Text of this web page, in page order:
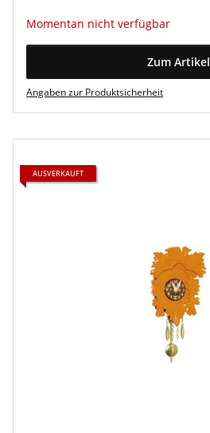
Momentan nicht verfügbar
Zum Artikel
Angaben zur Produktsicherheit
AUSVERKAUFT